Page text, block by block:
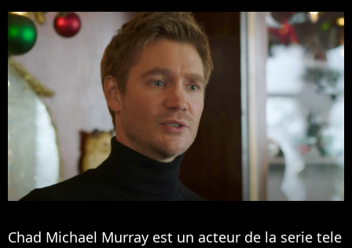
Chad Michael Murray est un acteur de la serie tele